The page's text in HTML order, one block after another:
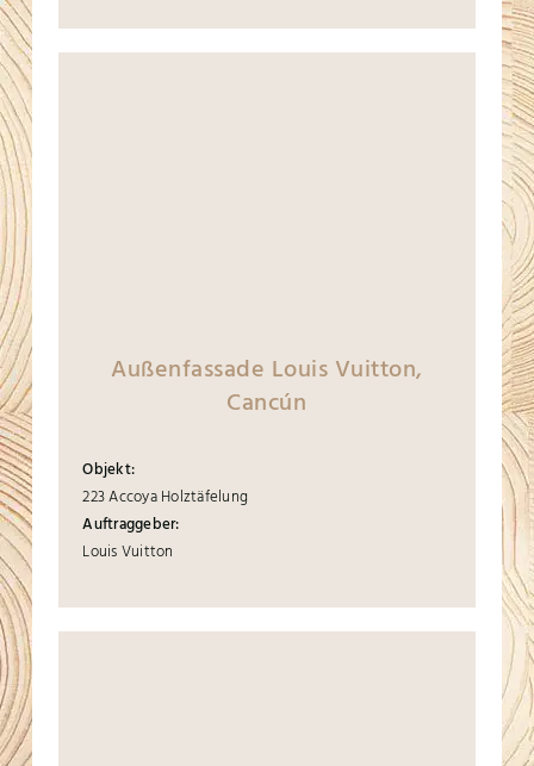
Außenfassade Louis Vuitton,
Cancún
Objekt:
223 Accoya Holztäfelung
Auftraggeber:
Louis Vuitton